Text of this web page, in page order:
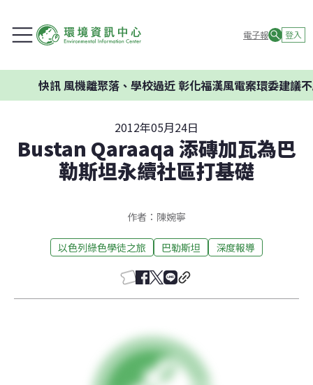
電子報 登入
機離聚落、學校過近 彰化福漢風電案環委建議不應開發
2012年05月24日
Bustan Qaraaqa 添磚加瓦為巴
勒斯坦永續社區打基礎
作者：陳婉寧
以色列綠色學徒之旅 巴勒斯坦 深度報導